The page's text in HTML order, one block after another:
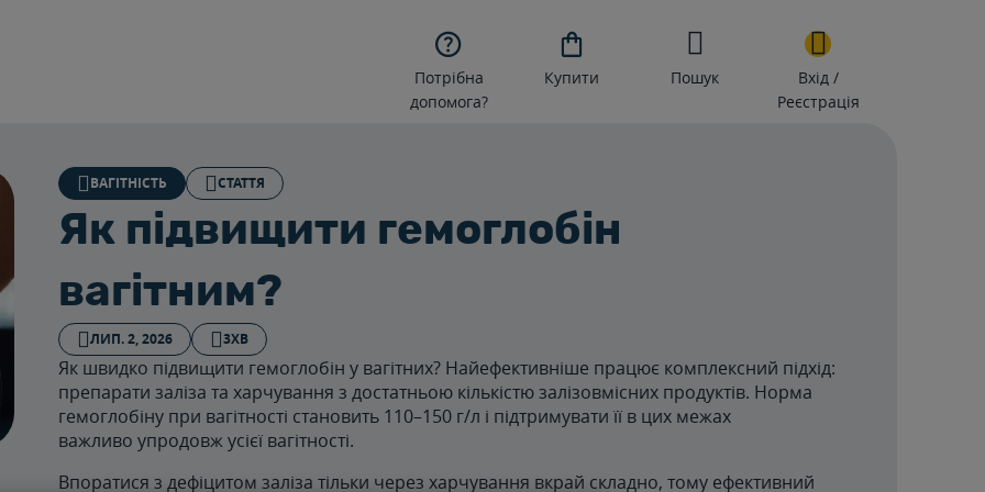

Потрібна
допомога?

Купити Пошук
Вхід /
Реєстрація
ВАГІТНІСТЬ СТАТТЯ
Як підвищити гемоглобін
вагітним?
ЛИП. 2, 2026 3ХВ
Як швидко підвищити гемоглобін у вагітних? Найефективніше працює комплексний підхід:
препарати заліза та харчування з достатньою кількістю залізовмісних продуктів. Норма
гемоглобіну при вагітності становить 110–150 г/л і підтримувати її в цих межах
важливо упродовж усієї вагітності.
Впоратися з дефіцитом заліза тільки через харчування вкрай складно, тому ефективний